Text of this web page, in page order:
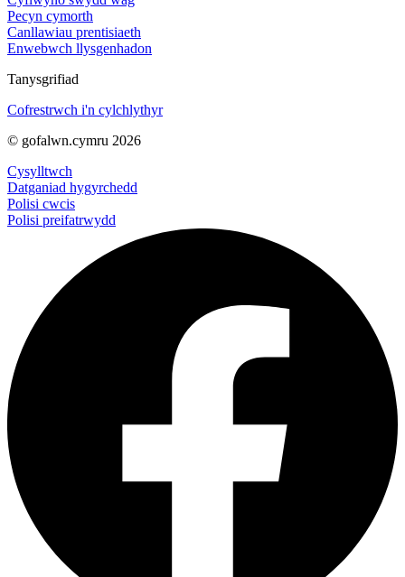
Pecyn cymorth
Canllawiau prentisiaeth
Enwebwch llysgenhadon
Tanysgrifiad
Cofrestrwch i'n cylchlythyr
© gofalwn.cymru 2026
Cysylltwch
Datganiad hygyrchedd
Polisi cwcis
Polisi preifatrwydd